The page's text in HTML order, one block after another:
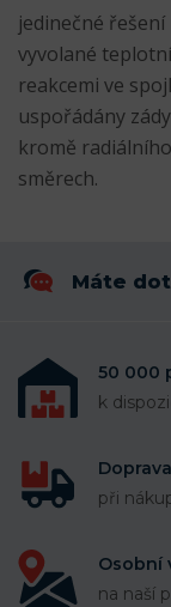
jedinečné
vyvolané
reakcemi ve
uspořádány
kromě
směrech.
Máte
50 000
k
při
Osobní
na naší